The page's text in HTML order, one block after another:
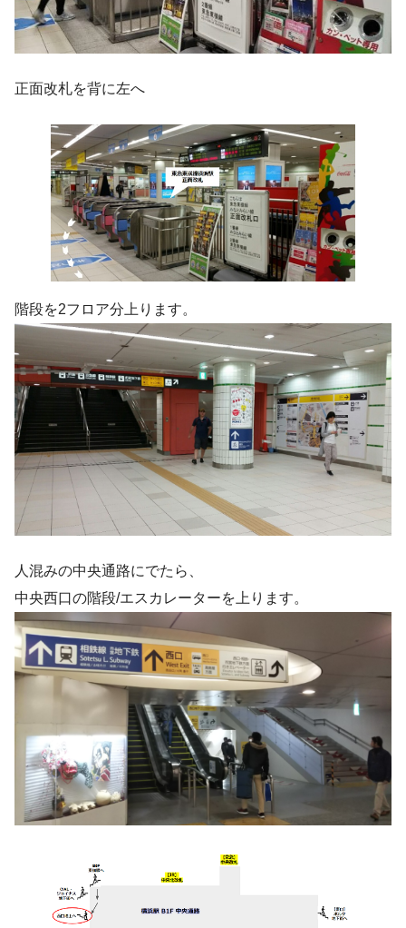
正面改札を背に左へ
階段を2フロア分上ります。
人混みの中央通路にでたら、
中央西口の階段/エスカレーターを上ります。